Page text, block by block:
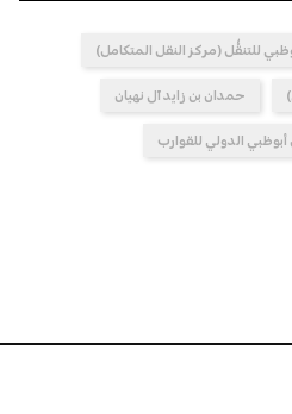
للتنقُّل (مركز النقل المتكامل)
حمدان بن زايد آل نهيان
الدولي للقوارب